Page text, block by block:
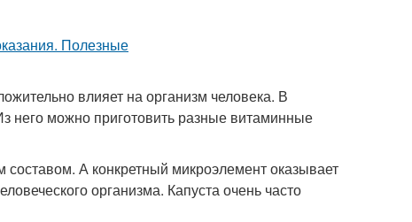
влияет на организм человека. В
него можно приготовить разные витаминные
А конкретный микроэлемент оказывает
организма. Капуста очень часто